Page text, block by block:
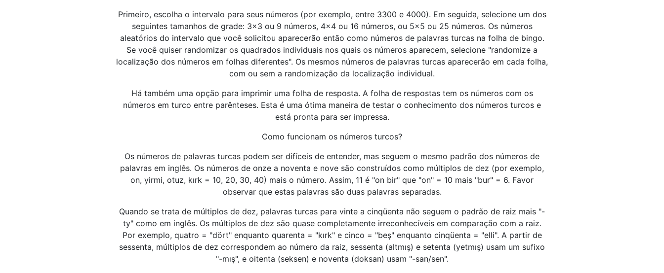
Primeiro, escolha o intervalo para seus números (por exemplo, entre 3300 e 4000). Em seguida, selecione um dos
seguintes tamanhos de grade: 3x3 ou 9 números, 4x4 ou 16 números, ou 5x5 ou 25 números. Os números
aleatórios do intervalo que você solicitou aparecerão então como números de palavras turcas na folha de bingo.
Se você quiser randomizar os quadrados individuais nos quais os números aparecem, selecione "randomize a
localização dos números em folhas diferentes". Os mesmos números de palavras turcas aparecerão em cada folha,
com ou sem a randomização da localização individual.
Há também uma opção para imprimir uma folha de resposta. A folha de respostas tem os números com os
números em turco entre parênteses. Esta é uma ótima maneira de testar o conhecimento dos números turcos e
está pronta para ser impressa.
Como funcionam os números turcos?
Os números de palavras turcas podem ser difíceis de entender, mas seguem o mesmo padrão dos números de
palavras em inglês. Os números de onze a noventa e nove são construídos como múltiplos de dez (por exemplo,
on, yirmi, otuz, kırk = 10, 20, 30, 40) mais o número. Assim, 11 é "on bir" que "on" = 10 mais "bur" = 6. Favor
observar que estas palavras são duas palavras separadas.
Quando se trata de múltiplos de dez, palavras turcas para vinte a cinqüenta não seguem o padrão de raiz mais "-
ty" como em inglês. Os múltiplos de dez são quase completamente irreconhecíveis em comparação com a raiz.
Por exemplo, quatro = "dört" enquanto quarenta = "kırk" e cinco = "beş" enquanto cinqüenta = "elli". A partir de
sessenta, múltiplos de dez correspondem ao número da raiz, sessenta (altmış) e setenta (yetmış) usam um sufixo
"-mış", e oitenta (seksen) e noventa (doksan) usam "-san/sen".